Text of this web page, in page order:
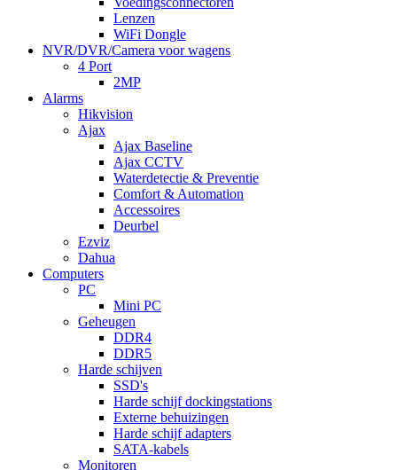
Lenzen
WiFi Dongle
NVR/DVR/Camera voor wagens
4 Port
2MP
Alarms
Hikvision
Ajax
Ajax Baseline
Ajax CCTV
Waterdetectie & Preventie
Comfort & Automation
Accessoires
Deurbel
Ezviz
Dahua
Computers
PC
Mini PC
Geheugen
DDR4
DDR5
Harde schijven
SSD's
Harde schijf dockingstations
Externe behuizingen
Harde schijf adapters
SATA-kabels
Monitoren